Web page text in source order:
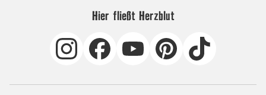
Hier fließt Herzblut